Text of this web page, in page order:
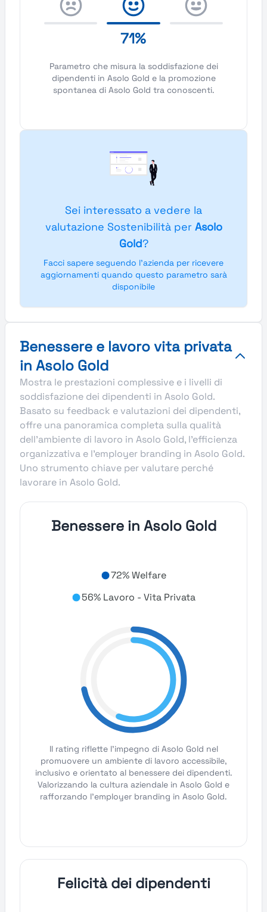
71%
Parametro che misura la soddisfazione dei
dipendenti in Asolo Gold e la promozione
spontanea di Asolo Gold tra conoscenti.
Sei interessato a vedere la
valutazione Sostenibilità per Asolo
Gold?
Facci sapere seguendo l'azienda per ricevere
aggiornamenti quando questo parametro sarà
disponibile
Benessere e lavoro vita privata
in Asolo Gold
Mostra le prestazioni complessive e i livelli di
soddisfazione dei dipendenti in Asolo Gold.
Basato su feedback e valutazioni dei dipendenti,
offre una panoramica completa sulla qualità
dell’ambiente di lavoro in Asolo Gold, l’efficienza
organizzativa e l’employer branding in Asolo Gold.
Uno strumento chiave per valutare perché
lavorare in Asolo Gold.
Benessere in Asolo Gold
72% Welfare
56% Lavoro - Vita Privata
Il rating riflette l'impegno di Asolo Gold nel
promuovere un ambiente di lavoro accessibile,
inclusivo e orientato al benessere dei dipendenti.
Valorizzando la cultura aziendale in Asolo Gold e
rafforzando l'employer branding in Asolo Gold.
Felicità dei dipendenti